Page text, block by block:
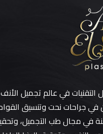
في جراحات نحت وتنسيق
لأكثر من 11 سنة في مجال طب التجميل،